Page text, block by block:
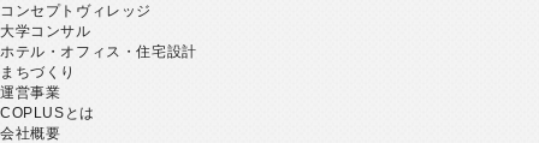
コンセプトヴィレッジ
大学コンサル
ホテル・オフィス・住宅設計
まちづくり
運営事業
COPLUSとは
会社概要